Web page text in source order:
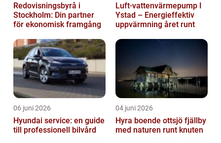
Redovisningsbyrå i
Stockholm: Din partner
för ekonomisk framgång
Luft-vattenvärmepump I
Ystad – Energieffektiv
uppvärmning året runt
06 juni 2026
Hyundai service: en guide
till professionell bilvård
04 juni 2026
Hyra boende ottsjö fjällby
med naturen runt knuten